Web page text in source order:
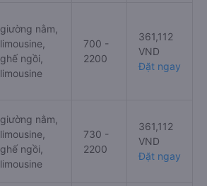
giường nằm,
limousine,
ghế ngồi,
limousine
700 -
2200
361,112
VND
Đặt ngay
giường nằm,
limousine,
ghế ngồi,
limousine
730 -
2200
361,112
VND
Đặt ngay